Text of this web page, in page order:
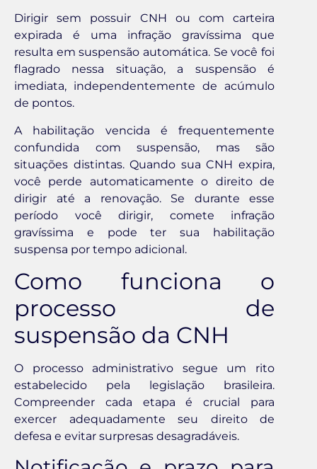
Dirigir sem possuir CNH ou com carteira
expirada é uma infração gravíssima que
resulta em suspensão automática. Se você foi
flagrado nessa situação, a suspensão é
imediata, independentemente de acúmulo
de pontos.
A habilitação vencida é frequentemente
confundida com suspensão, mas são
situações distintas. Quando sua CNH expira,
você perde automaticamente o direito de
dirigir até a renovação. Se durante esse
período você dirigir, comete infração
gravíssima e pode ter sua habilitação
suspensa por tempo adicional.
Como funciona o
processo de
suspensão da CNH
O processo administrativo segue um rito
estabelecido pela legislação brasileira.
Compreender cada etapa é crucial para
exercer adequadamente seu direito de
defesa e evitar surpresas desagradáveis.